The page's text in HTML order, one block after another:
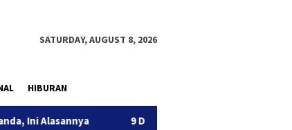
SATURDAY, AUGUST 8, 2026
HIBURAN
9 Desa di 6 Kecamatan Tulungagung Alami